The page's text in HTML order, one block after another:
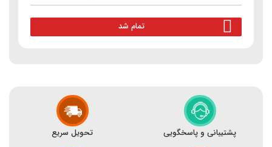
تمام شد
پشتیبانی و پاسخگویی تحویل سریع